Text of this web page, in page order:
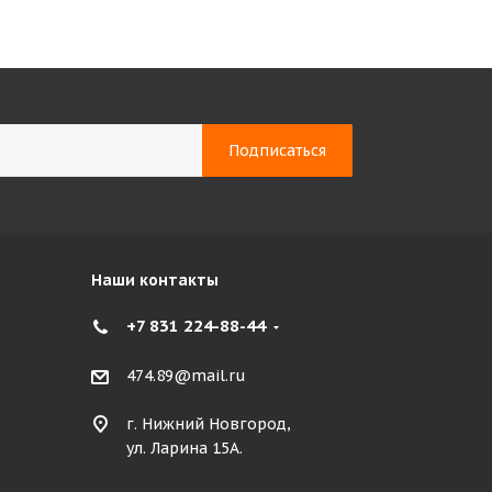
Наши контакты
+7 831 224-88-44
474.89@mail.ru
г. Нижний Новгород,
ул. Ларина 15А.